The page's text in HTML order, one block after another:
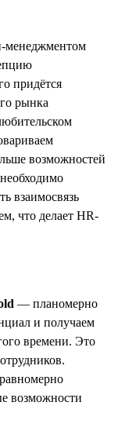
менеджментом
придётся
рынка
возможностей
взаимосвязь
что делает HR-
— планомерно
и получаем
времени. Это
возможности